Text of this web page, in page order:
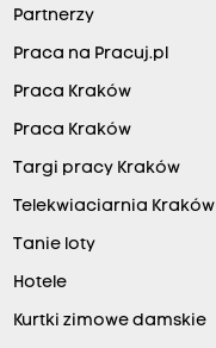
Partnerzy
Praca na Pracuj.pl
Praca Kraków
Praca Kraków
Targi pracy Kraków
Telekwiaciarnia Kraków
Tanie loty
Hotele
Kurtki zimowe damskie